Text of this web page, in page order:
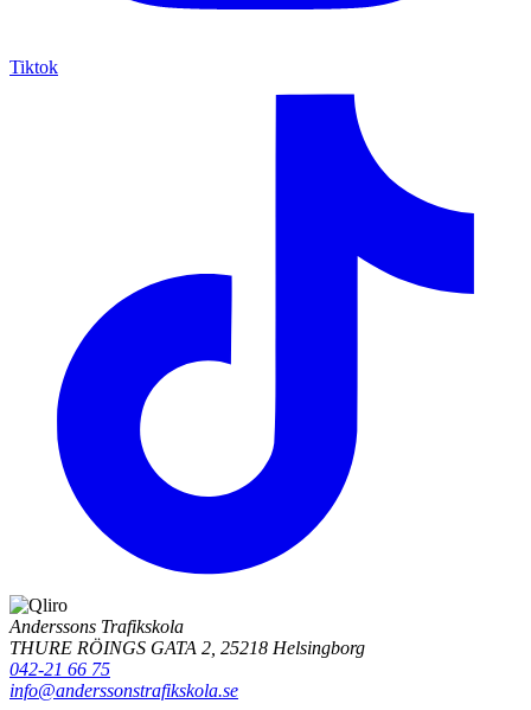
Tiktok
Anderssons Trafikskola
THURE RÖINGS GATA 2, 25218 Helsingborg
042-21 66 75
info@anderssonstrafikskola.se